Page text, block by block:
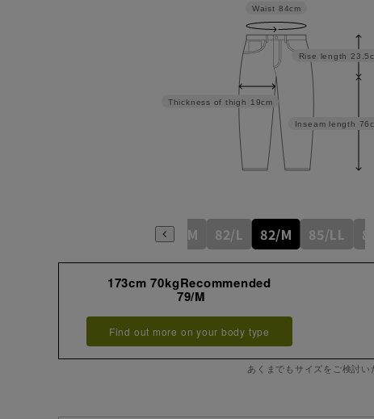
Inseam length
Rise length
Thickness of thigh 19cm
Waist 84cm
79/M 82/L 82/M 85/LL
173cm 70kgRecommended
79/M
Find out more on your body type
あくまでもサイズをご検討い